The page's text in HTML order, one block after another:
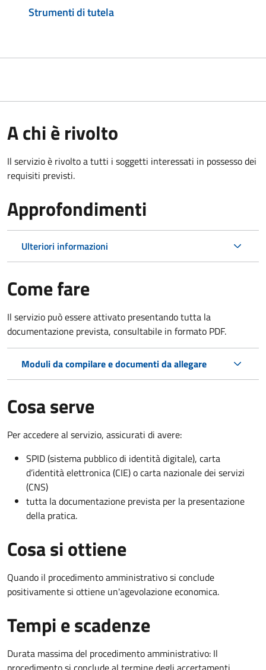
Strumenti di tutela
A chi è rivolto
Il servizio è rivolto a tutti i soggetti interessati in possesso dei
requisiti previsti.
Approfondimenti
Ulteriori informazioni
Come fare
Il servizio può essere attivato presentando tutta la
documentazione prevista, consultabile in formato PDF.
Moduli da compilare e documenti da allegare
Cosa serve
Per accedere al servizio, assicurati di avere:
SPID (sistema pubblico di identità digitale), carta
d’identità elettronica (CIE) o carta nazionale dei servizi
(CNS)
tutta la documentazione prevista per la presentazione
della pratica.
Cosa si ottiene
Quando il procedimento amministrativo si conclude
positivamente si ottiene un'agevolazione economica.
Tempi e scadenze
Durata massima del procedimento amministrativo: Il